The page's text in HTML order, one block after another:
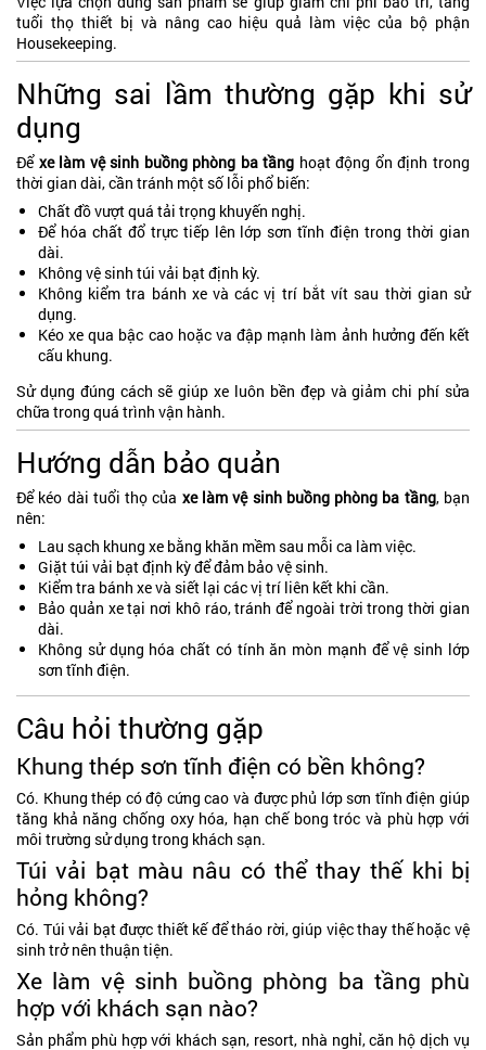
tuổi thọ thiết bị và nâng cao hiệu quả làm việc của bộ phận
Housekeeping.
Những sai lầm thường gặp khi sử
dụng
Để xe làm vệ sinh buồng phòng ba tầng hoạt động ổn định trong
thời gian dài, cần tránh một số lỗi phổ biến:
Chất đồ vượt quá tải trọng khuyến nghị.
Để hóa chất đổ trực tiếp lên lớp sơn tĩnh điện trong thời gian
dài.
Không vệ sinh túi vải bạt định kỳ.
Không kiểm tra bánh xe và các vị trí bắt vít sau thời gian sử
dụng.
Kéo xe qua bậc cao hoặc va đập mạnh làm ảnh hưởng đến kết
cấu khung.
Sử dụng đúng cách sẽ giúp xe luôn bền đẹp và giảm chi phí sửa
chữa trong quá trình vận hành.
Hướng dẫn bảo quản
Để kéo dài tuổi thọ của xe làm vệ sinh buồng phòng ba tầng, bạn
nên:
Lau sạch khung xe bằng khăn mềm sau mỗi ca làm việc.
Giặt túi vải bạt định kỳ để đảm bảo vệ sinh.
Kiểm tra bánh xe và siết lại các vị trí liên kết khi cần.
Bảo quản xe tại nơi khô ráo, tránh để ngoài trời trong thời gian
dài.
Không sử dụng hóa chất có tính ăn mòn mạnh để vệ sinh lớp
sơn tĩnh điện.
Câu hỏi thường gặp
Khung thép sơn tĩnh điện có bền không?
Có. Khung thép có độ cứng cao và được phủ lớp sơn tĩnh điện giúp
tăng khả năng chống oxy hóa, hạn chế bong tróc và phù hợp với
môi trường sử dụng trong khách sạn.
Túi vải bạt màu nâu có thể thay thế khi bị
hỏng không?
Có. Túi vải bạt được thiết kế để tháo rời, giúp việc thay thế hoặc vệ
sinh trở nên thuận tiện.
Xe làm vệ sinh buồng phòng ba tầng phù
hợp với khách sạn nào?
Sản phẩm phù hợp với khách sạn, resort, nhà nghỉ, căn hộ dịch vụ